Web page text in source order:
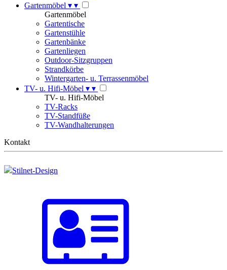
Gartenmöbel ▾ ▾
Gartenmöbel
Gartentische
Gartenstühle
Gartenbänke
Gartenliegen
Outdoor-Sitzgruppen
Strandkörbe
Wintergarten- u. Terrassenmöbel
TV- u. Hifi-Möbel ▾ ▾
TV- u. Hifi-Möbel
TV-Racks
TV-Standfüße
TV-Wandhalterungen
Kontakt
Stilnet-Design